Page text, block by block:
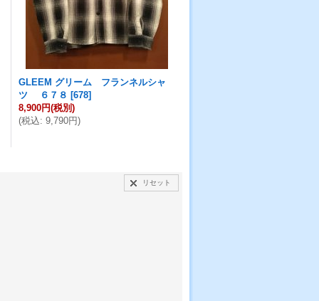
GLEEM グリーム フランネルシャ
ツ ６７８ [678]
8,900円(税別)
(税込: 9,790円)
リセット